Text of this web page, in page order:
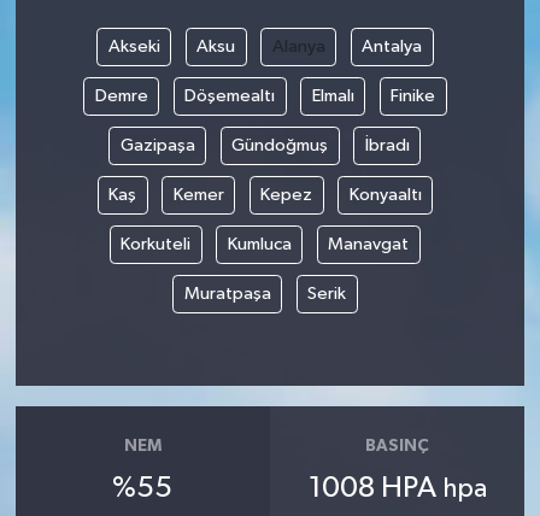
Akseki Aksu Alanya Antalya
Demre Döşemealtı Elmalı Finike
Gazipaşa Gündoğmuş İbradı
Kaş Kemer Kepez Konyaaltı
Korkuteli Kumluca Manavgat
Muratpaşa Serik
NEM
%55
BASINÇ
1008 HPA hpa